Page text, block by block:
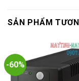
SẢN PHẨM
-60%